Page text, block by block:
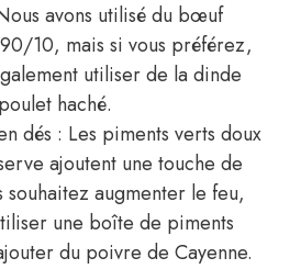
avons utilisé du bœuf
10, mais si vous préférez,
utiliser de la dinde
haché.
dés : Les piments verts doux
ajoutent une touche de
souhaitez augmenter le feu,
une boîte de piments
du poivre de Cayenne.